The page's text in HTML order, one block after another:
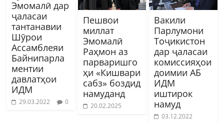
Эмомалӣ дар
ҷаласаи
тантанавии
Шӯрои
Ассамблеяи
Байнипарла
ментии
давлатҳои
ИДМ
29.03.2022 0
Пешвои
миллат
Эмомалӣ
Раҳмон аз
парваришго
ҳи «Кишвари
сабз» боздид
намуданд
20.02.2025
Вакили
Парлумони
Тоҷикистон
дар ҷаласаи
комиссияҳои
доимии АБ
ИДМ
иштирок
намуд
03.12.2022